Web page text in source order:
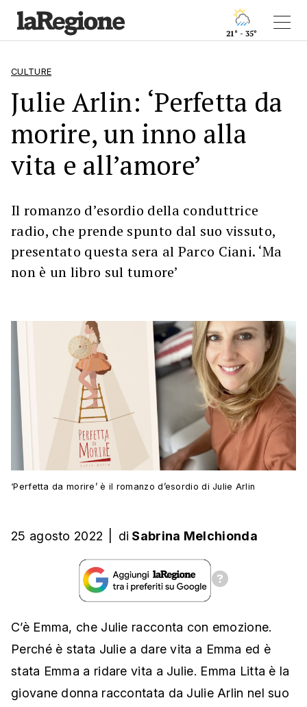
21° - 35°
CULTURE
Julie Arlin: ‘Perfetta da
morire, un inno alla
vita e all’amore’
Il romanzo d’esordio della conduttrice
radio, che prende spunto dal suo vissuto,
presentato questa sera al Parco Ciani. ‘Ma
non è un libro sul tumore’
‘Perfetta da morire’ è il romanzo d’esordio di Julie Arlin
25 agosto 2022 di Sabrina Melchionda
C’è Emma, che Julie racconta con emozione.
Perché è stata Julie a dare vita a Emma ed è
stata Emma a ridare vita a Julie. Emma Litta è la
giovane donna raccontata da Julie Arlin nel suo